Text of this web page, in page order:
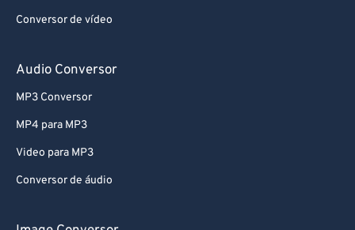
Conversor de vídeo
Audio Conversor
MP3 Conversor
MP4 para MP3
Video para MP3
Conversor de áudio